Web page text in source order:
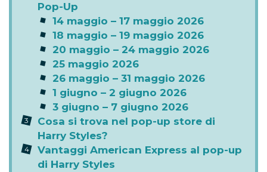
Pop-Up
14 maggio – 17 maggio 2026
18 maggio – 19 maggio 2026
20 maggio – 24 maggio 2026
25 maggio 2026
26 maggio – 31 maggio 2026
1 giugno – 2 giugno 2026
3 giugno – 7 giugno 2026
Cosa si trova nel pop-up store di
Harry Styles?
Vantaggi American Express al pop-up
di Harry Styles